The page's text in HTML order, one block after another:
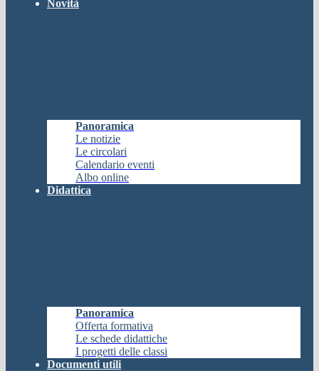
Novità
Panoramica
Le notizie
Le circolari
Calendario eventi
Albo online
Didattica
Panoramica
Offerta formativa
Le schede didattiche
I progetti delle classi
Documenti utili